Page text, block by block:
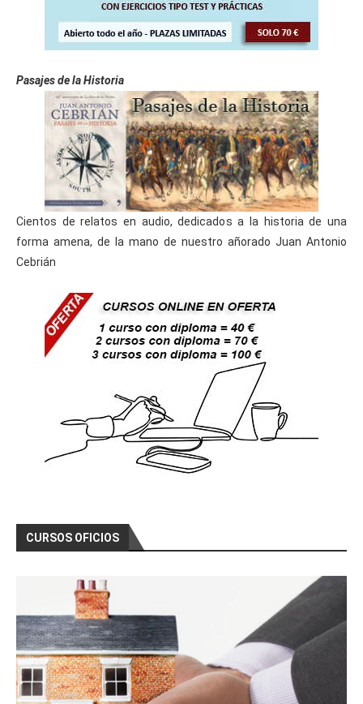
Pasajes de la Historia
Cientos de relatos en audio, dedicados a la historia de una
forma amena, de la mano de nuestro añorado Juan Antonio
Cebrián
CURSOS OFICIOS